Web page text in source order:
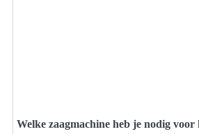
Welke zaagmachine heb je nodig